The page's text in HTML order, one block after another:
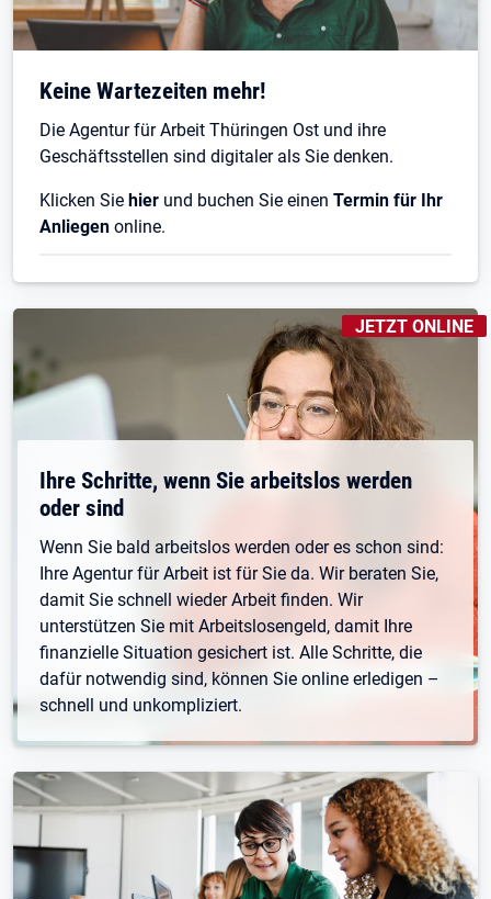
Keine Wartezeiten mehr!
Die Agentur für Arbeit Thüringen Ost und ihre
Geschäftsstellen sind digitaler als Sie denken.
Klicken Sie hier und buchen Sie einen Termin für Ihr
Anliegen online.
JETZT ONLINE
Ihre Schritte, wenn Sie arbeitslos werden
oder sind
Wenn Sie bald arbeitslos werden oder es schon sind:
Ihre Agentur für Arbeit ist für Sie da. Wir beraten Sie,
damit Sie schnell wieder Arbeit finden. Wir
unterstützen Sie mit Arbeitslosengeld, damit Ihre
finanzielle Situation gesichert ist. Alle Schritte, die
dafür notwendig sind, können Sie online erledigen –
schnell und unkompliziert.